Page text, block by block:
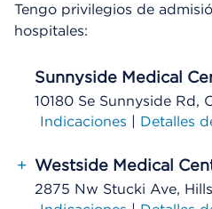
Tengo privilegios de
hospitales:
Sunnyside Medical
10180 Se Sunnyside Rd,
Indicaciones | Detalles
+ Westside Medical
2875 Nw Stucki Ave,